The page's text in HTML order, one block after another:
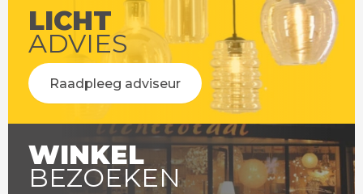
LICHT
ADVIES
Raadpleeg adviseur
WINKEL
BEZOEKEN